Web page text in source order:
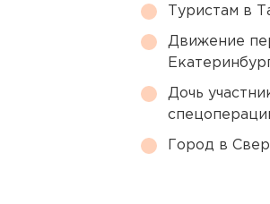
Туристам в
Движение
Дочь
Город в